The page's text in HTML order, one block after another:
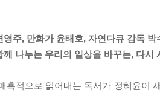
영주, 만화가 윤태호, 자연다큐 감독
께 나누는 우리의 일상을 바꾸는, 다시
혹적으로 읽어내는 독서가 정혜윤이